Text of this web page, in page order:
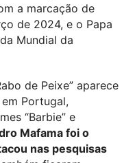
a marcação de
de 2024, e o Papa
Mundial da
de Peixe” aparece
Portugal,
“Barbie” e
Mafama foi o
nas pesquisas